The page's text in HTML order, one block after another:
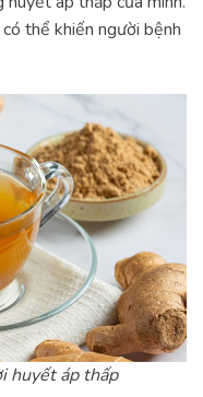
thể khiến người bệnh
huyết áp thấp